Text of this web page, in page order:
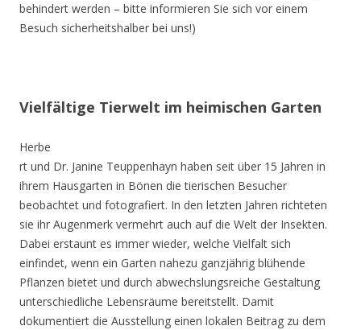
behindert werden – bitte informieren Sie sich vor einem
Besuch sicherheitshalber bei uns!)
Vielfältige Tierwelt im heimischen Garten
Herbe
rt und Dr. Janine Teuppenhayn haben seit über 15 Jahren in
ihrem Hausgarten in Bönen die tierischen Besucher
beobachtet und fotografiert. In den letzten Jahren richteten
sie ihr Augenmerk vermehrt auch auf die Welt der Insekten.
Dabei erstaunt es immer wieder, welche Vielfalt sich
einfindet, wenn ein Garten nahezu ganzjährig blühende
Pflanzen bietet und durch abwechslungsreiche Gestaltung
unterschiedliche Lebensräume bereitstellt. Damit
dokumentiert die Ausstellung einen lokalen Beitrag zu dem